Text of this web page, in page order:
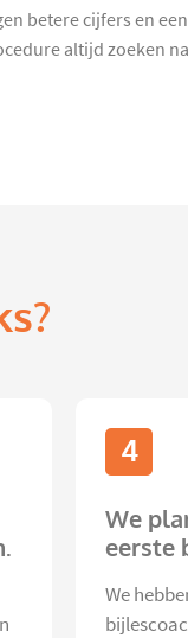
betere cijfers en
altijd zoeken
4
We
eerste
We